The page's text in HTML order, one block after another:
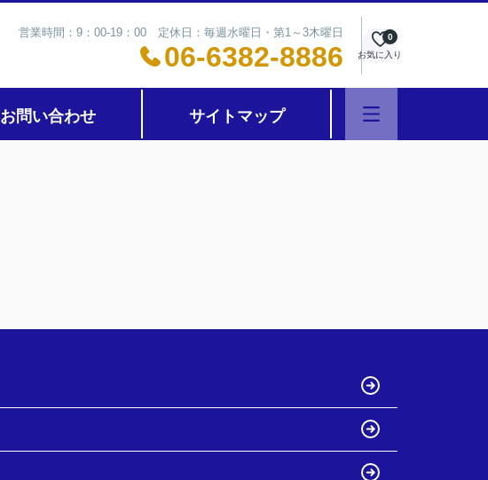
営業時間：9：00-19：00 定休日：毎週水曜日・第1～3木曜日
06-6382-8886 お気に入り
0
お問い合わせ サイトマップ